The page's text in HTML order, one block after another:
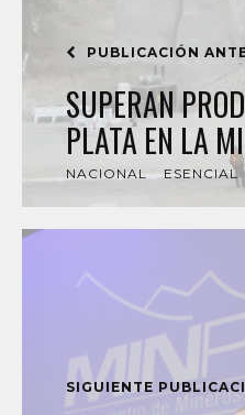
PUBLICACIÓN
SUPERAN
PLATA EN LA
NACIONAL ESENCIAL
SIGUIENTE